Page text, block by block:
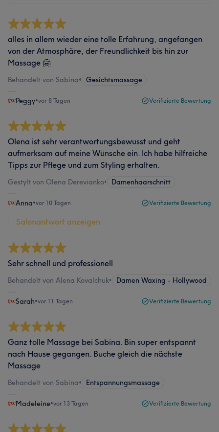
alles in allem wieder eine tolle Erfahrung, angefangen
von der Atmosphäre, der Freundlichkeit bis hin zur
Massage 🤗
Behandelt von Sabina• Gesichtsmassage
Peggy•vor 8 Tagen Verifizierte Bewertung
Olena ist sehr verantwortungsbewusst und geht
aufmerksam auf meine Wünsche ein. Ich habe hilfreiche
Tipps zur Pflege und zum Styling erhalten.
Gestylt von Olena Derevianko• Damenhaarschnitt
Anna•vor 10 Tagen Verifizierte Bewertung
Salonantwort anzeigen
Sehr schnell und professionell
Behandelt von Alena Kovalchuk• Damen Waxing - Hollywood
Sarah•vor 11 Tagen Verifizierte Bewertung
Ganz tolle Massage bei Sabina. Bin super entspannt
nach Hause gegangen. Buche gleich die nächste
Massage
Behandelt von Sabina• Entspannungsmassage
Madeleine•vor 13 Tagen Verifizierte Bewertung